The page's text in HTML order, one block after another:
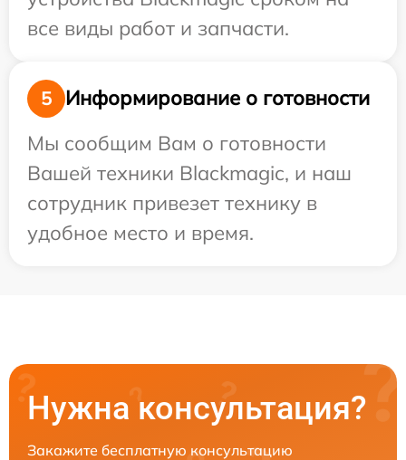
все виды работ и запчасти.
5
Информирование о готовности
Мы сообщим Вам о готовности
Вашей техники Blackmagic, и наш
сотрудник привезет технику в
удобное место и время.
Нужна консультация?
Закажите бесплатную консультацию